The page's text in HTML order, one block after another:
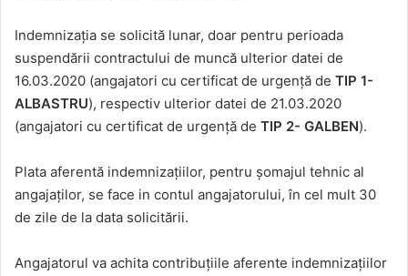
Indemnizația se solicită lunar, doar pentru perioada
suspendării contractului de muncă ulterior datei de
16.03.2020 (angajatori cu certificat de urgență de TIP 1-
ALBASTRU), respectiv ulterior datei de 21.03.2020
(angajatori cu certificat de urgență de TIP 2- GALBEN).
Plata aferentă indemnizațiilor, pentru șomajul tehnic al
angajaților, se face in contul angajatorului, în cel mult 30
de zile de la data solicitării.
Angajatorul va achita contribuțiile aferente indemnizațiilor